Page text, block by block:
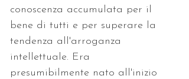
conoscenza accumulata per il
bene di tutti e per superare la
tendenza all'arroganza
intellettuale. Era
presumibilmente nato all'inizio